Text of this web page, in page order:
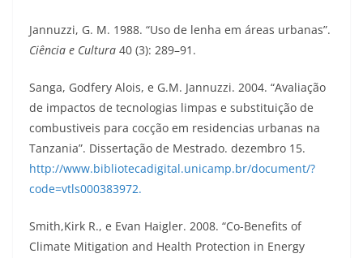
Jannuzzi, G. M. 1988. “Uso de lenha em áreas urbanas”.
Ciência e Cultura 40 (3): 289–91.
Sanga, Godfery Alois, e G.M. Jannuzzi. 2004. “Avaliação
de impactos de tecnologias limpas e substituição de
combustiveis para cocção em residencias urbanas na
Tanzania”. Dissertação de Mestrado. dezembro 15.
http://www.bibliotecadigital.unicamp.br/document/?
code=vtls000383972.
Smith,Kirk R., e Evan Haigler. 2008. “Co-Benefits of
Climate Mitigation and Health Protection in Energy